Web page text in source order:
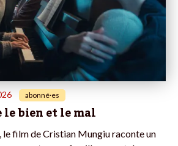
abonné·es
le bien et le mal
le film de Cristian Mungiu raconte un